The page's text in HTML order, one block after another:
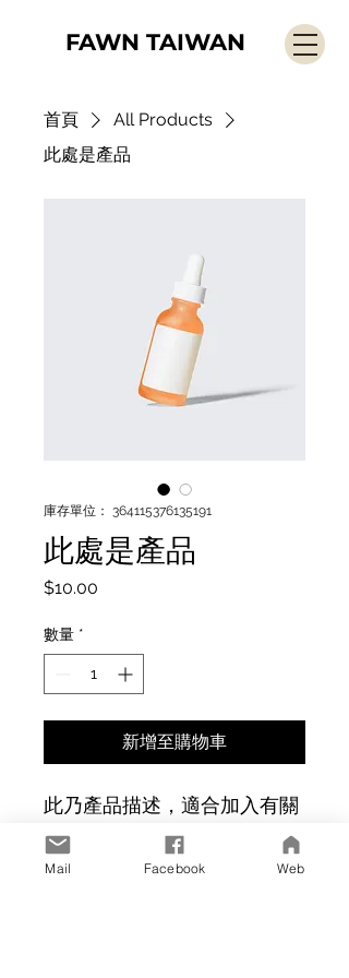
FAWN TAIWAN
首頁
All Products
此處是產品
庫存單位： 364115376135191
此處是產品
$10.00
數量 *
新增至購物車
此乃產品描述，適合加入有關
產品的詳細資訊，例如尺寸、
材料、保固和清洗說明。
Mail Facebook Web